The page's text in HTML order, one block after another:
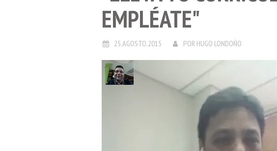
EMPLÉATE"
25.AGOSTO.2015 POR HUGO LONDOÑO